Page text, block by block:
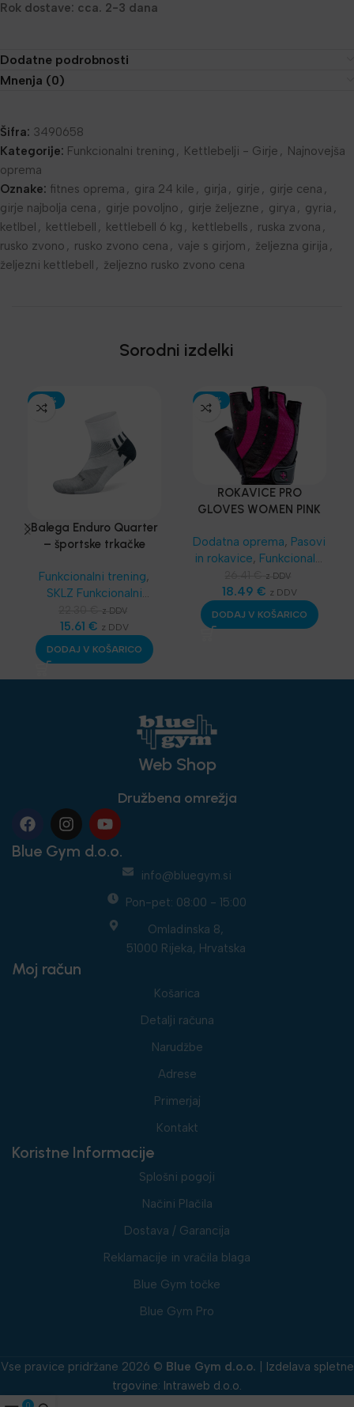
Rok dostave: cca. 2-3 dana
Dodatne podrobnosti
Mnenja (0)
Šifra: 3490658
Kategorije: Funkcionalni trening , Kettlebelji - Girje , Najnovejša
oprema
Oznake: fitnes oprema , gira 24 kile , girja , girje , girje cena ,
girje najbolja cena , girje povoljno , girje željezne , girya , gyria ,
ketlbel , kettlebell , kettlebell 6 kg , kettlebells , ruska zvona ,
rusko zvono , rusko zvono cena , vaje s girjom , željezna girija ,
željezni kettlebell , željezno rusko zvono cena
Sorodni izdelki
-30%
Balega Enduro Quarter
– športske trkačke
Funkcionalni trening,
SKLZ Funkcionalni
Dodatna
oprema ,Športske
bandaže - terapevtske
trakice
Najnovejša
oprema,Nega in zdravje
z DDV
15.61 € z DDV
DODAJ V KOŠARICO
-30%
ROKAVICE PRO
GLOVES WOMEN PINK
Dodatna oprema, Pasovi
in rokavice, Funkcionalni
,SKLZ
Funkcionalni trening
Najnovejša oprema
z DDV
18.49 € z DDV
DODAJ V KOŠARICO
Web Shop
Družbena omrežja
Blue Gym d.o.o.
info@bluegym.si
Pon-pet: 08:00 - 15:00
Omladinska 8,
51000 Rijeka, Hrvatska
Moj račun
Košarica
Detalji računa
Narudžbe
Adrese
Primerjaj
Kontakt
Koristne Informacije
Splošni pogoji
Načini Plačila
Dostava / Garancija
Reklamacije in vračila blaga
Blue Gym točke
Blue Gym Pro
Vse pravice pridržane 2026 © Blue Gym d.o.o.
Izdelava spletne
trgovine: Intraweb d.o.o.
0